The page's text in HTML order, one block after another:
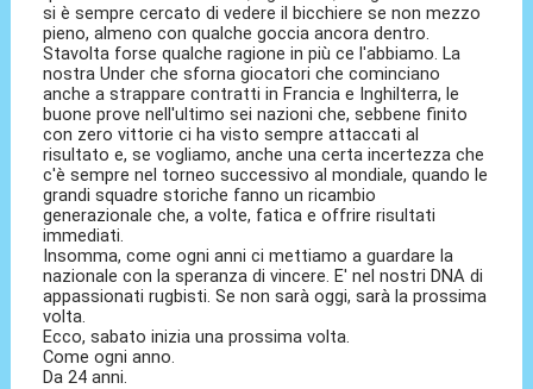
si è sempre cercato di vedere il bicchiere se non mezzo
pieno, almeno con qualche goccia ancora dentro.
Stavolta forse qualche ragione in più ce l'abbiamo. La
nostra Under che sforna giocatori che cominciano
anche a strappare contratti in Francia e Inghilterra, le
buone prove nell'ultimo sei nazioni che, sebbene finito
con zero vittorie ci ha visto sempre attaccati al
risultato e, se vogliamo, anche una certa incertezza che
c'è sempre nel torneo successivo al mondiale, quando le
grandi squadre storiche fanno un ricambio
generazionale che, a volte, fatica e offrire risultati
immediati.
Insomma, come ogni anni ci mettiamo a guardare la
nazionale con la speranza di vincere. E' nel nostri DNA di
appassionati rugbisti. Se non sarà oggi, sarà la prossima
volta.
Ecco, sabato inizia una prossima volta.
Come ogni anno.
Da 24 anni.